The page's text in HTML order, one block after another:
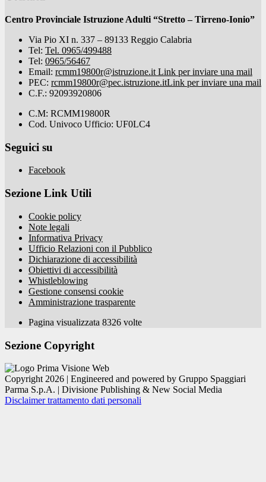
Centro Provinciale Istruzione Adulti “Stretto – Tirreno-Ionio”
Via Pio XI n. 337 – 89133 Reggio Calabria
Tel: Tel. 0965/499488
Tel: 0965/56467
Email: rcmm19800r@istruzione.it Link per inviare una mail
PEC: rcmm19800r@pec.istruzione.itLink per inviare una mail
C.F.: 92093920806
C.M: RCMM19800R
Cod. Univoco Ufficio: UF0LC4
Seguici su
Facebook
Sezione Link Utili
Cookie policy
Note legali
Informativa Privacy
Ufficio Relazioni con il Pubblico
Dichiarazione di accessibilità
Obiettivi di accessibilità
Whistleblowing
Gestione consensi cookie
Amministrazione trasparente
Pagina visualizzata 8326 volte
Sezione Copyright
Copyright 2026 | Engineered and powered by Gruppo Spaggiari
Parma S.p.A. | Divisione Publishing & New Social Media
Disclaimer trattamento dati personali